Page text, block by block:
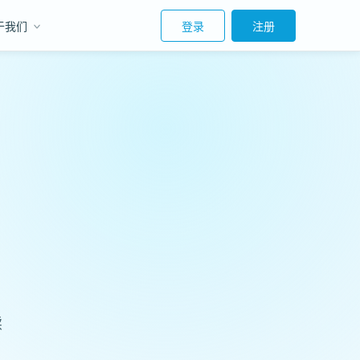
我们 登录 注册